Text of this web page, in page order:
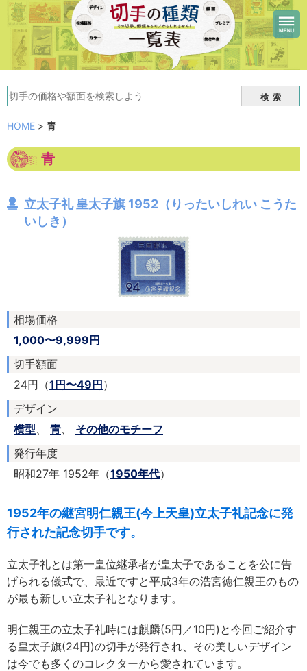
検索
HOME > 青
青
立太子礼 皇太子旗 1952（りったいしれい こうた
いしき）
相場価格
1,000〜9,999円
切手額面
24円（1円〜49円）
デザイン
横型
青
その他のモチーフ
発行年度
昭和27年 1952年（1950年代）
1952年の継宮明仁親王(今上天皇)立太子礼記念に発
行された記念切手です。
立太子礼とは第一皇位継承者が皇太子であることを公に告
げられる儀式で、最近ですと平成3年の浩宮徳仁親王のもの
が最も新しい立太子礼となります。
明仁親王の立太子礼時には麒麟(5円／10円)と今回ご紹介す
る皇太子旗(24円)の切手が発行され、その美しいデザイン
は今でも多くのコレクターから愛されています。